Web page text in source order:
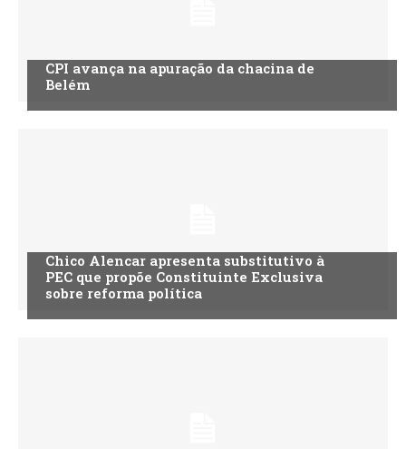
CPI avança na apuração da chacina de
Belém
Chico Alencar apresenta substitutivo à
PEC que propõe Constituinte Exclusiva
sobre reforma política